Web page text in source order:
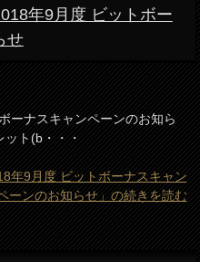
年9月度 ビットボー
せ
ーナスキャンペーンのお知ら
ット(b・・・
年9月度 ビットボーナスキャン
ーンのお知らせ」の続きを読む